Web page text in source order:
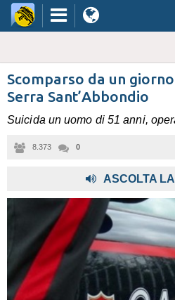
Scomparso da un
Serra Sant’Abbondio
Suicida un uomo di 51 anni,
8.373 0
ASCOLTA